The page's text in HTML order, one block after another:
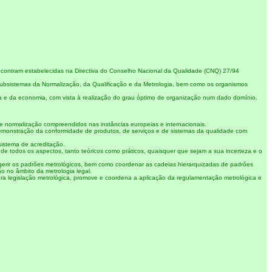
estabelecidas na Directiva do Conselho Nacional da Qualidade (CNQ) 27/94
da Normalização, da Qualificação e da Metrologia, bem como os organismos
da economia, com vista à realização do grau óptimo de organização num dado domínio.
compreendidos nas instâncias europeias e internacionais.
da conformidade de produtos, de serviços e de sistemas da qualidade com
de acreditação.
todos os aspectos, tanto teóricos como práticos, quaisquer que sejam a sua incerteza e o
os padrões metrológicos, bem como coordenar as cadeias hierarquizadas de padrões
no âmbito da metrologia legal.
legislação metrológica, promove e coordena a aplicação da regulamentação metrológica e